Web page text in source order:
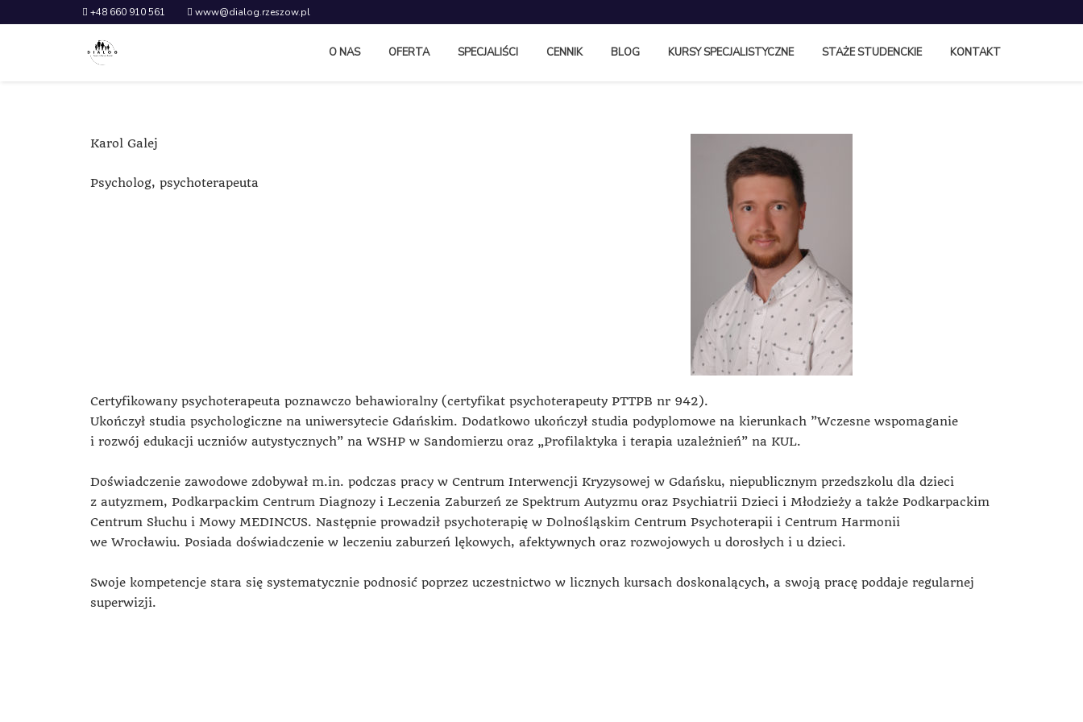
+48 660 910 561 www@dialog.rzeszow.pl
O NAS OFERTA SPECJALIŚCI CENNIK BLOG KURSY SPECJALISTYCZNE STAŻE STUDENCKIE KONTAKT
Karol Galej
Psycholog, psychoterapeuta
Certyfikowany psychoterapeuta poznawczo behawioralny (certyfikat psychoterapeuty PTTPB nr 942).
Ukończył studia psychologiczne na uniwersytecie Gdańskim. Dodatkowo ukończył studia podyplomowe na kierunkach ”Wczesne wspomaganie
i rozwój edukacji uczniów autystycznych” na WSHP w Sandomierzu oraz „Profilaktyka i terapia uzależnień” na KUL.
Doświadczenie zawodowe zdobywał m.in. podczas pracy w Centrum Interwencji Kryzysowej w Gdańsku, niepublicznym przedszkolu dla dzieci
z autyzmem, Podkarpackim Centrum Diagnozy i Leczenia Zaburzeń ze Spektrum Autyzmu oraz Psychiatrii Dzieci i Młodzieży a także Podkarpackim
Centrum Słuchu i Mowy MEDINCUS. Następnie prowadził psychoterapię w Dolnośląskim Centrum Psychoterapii i Centrum Harmonii
we Wrocławiu. Posiada doświadczenie w leczeniu zaburzeń lękowych, afektywnych oraz rozwojowych u dorosłych i u dzieci.
Swoje kompetencje stara się systematycznie podnosić poprzez uczestnictwo w licznych kursach doskonalących, a swoją pracę poddaje regularnej
superwizji.